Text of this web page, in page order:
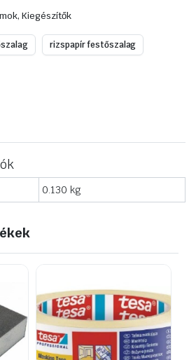
Kiegészítők
rizspapír festőszalag
0.130 kg